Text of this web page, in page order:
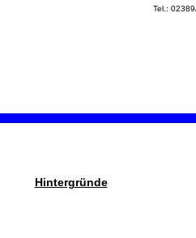
Tel.:
Hintergründe